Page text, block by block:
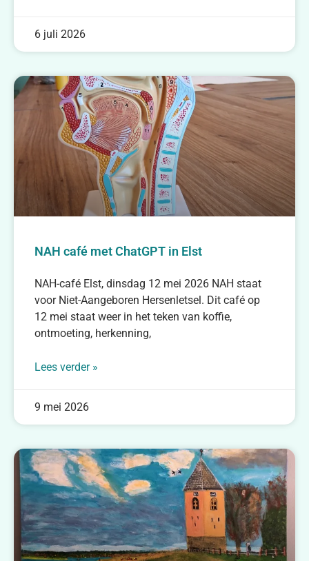
6 juli 2026
NAH café met ChatGPT in Elst
NAH-café Elst, dinsdag 12 mei 2026 NAH staat
voor Niet-Aangeboren Hersenletsel. Dit café op
12 mei staat weer in het teken van koffie,
ontmoeting, herkenning,
Lees verder »
9 mei 2026